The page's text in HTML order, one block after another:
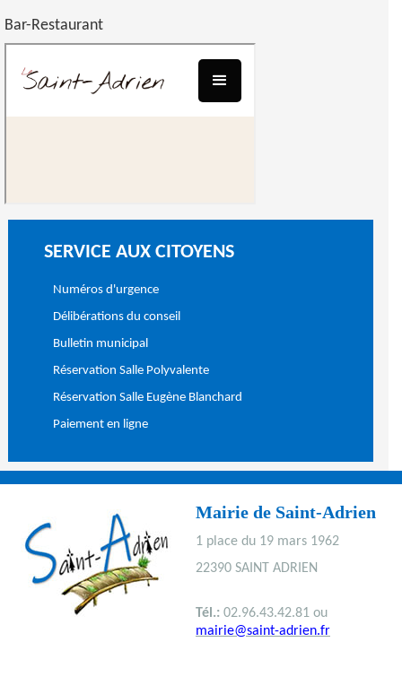
Bar-Restaurant
SERVICE AUX CITOYENS
Numéros d'urgence
Délibérations du conseil
Bulletin municipal
Réservation Salle Polyvalente
Réservation Salle Eugène Blanchard
Paiement en ligne
Mairie de Saint-Adrien
1 place du 19 mars 1962
22390 SAINT ADRIEN
Tél.: 02.96.43.42.81 ou
mairie@saint-adrien.fr